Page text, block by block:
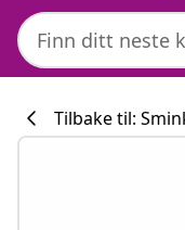
Tilbake til: